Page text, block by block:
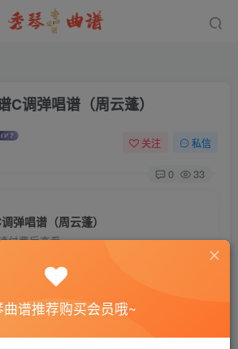
C调弹唱谱（周云蓬）
关注 私信
0 33
弹唱谱（周云蓬）
付费后查看
会员专属资源
费 钻石会员
曲谱推荐购买会员哦~